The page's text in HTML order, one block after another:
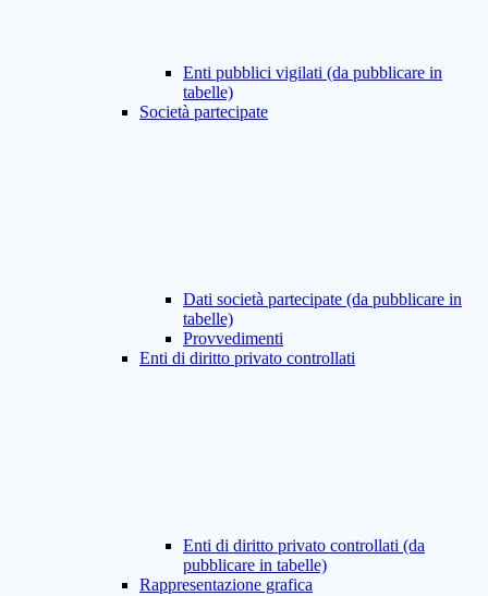
Enti pubblici vigilati (da pubblicare in
tabelle)
Società partecipate
Dati società partecipate (da pubblicare in
tabelle)
Provvedimenti
Enti di diritto privato controllati
Enti di diritto privato controllati (da
pubblicare in tabelle)
Rappresentazione grafica